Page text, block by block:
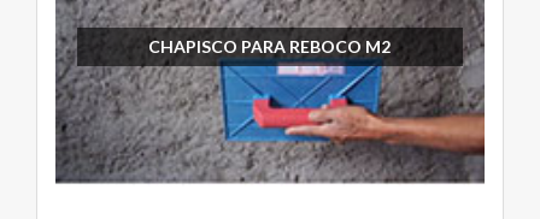
CHAPISCO PARA REBOCO M2